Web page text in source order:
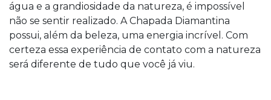
água e a grandiosidade da natureza, é impossível
não se sentir realizado. A Chapada Diamantina
possui, além da beleza, uma energia incrível. Com
certeza essa experiência de contato com a natureza
será diferente de tudo que você já viu.